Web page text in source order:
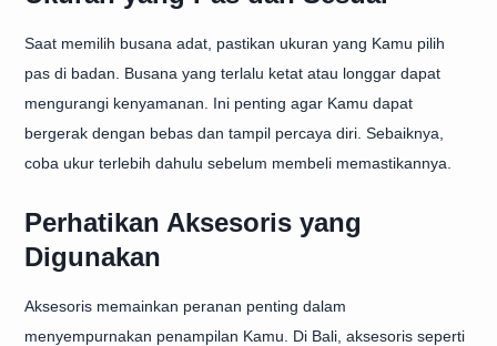
Saat memilih busana adat, pastikan ukuran yang Kamu pilih
pas di badan. Busana yang terlalu ketat atau longgar dapat
mengurangi kenyamanan. Ini penting agar Kamu dapat
bergerak dengan bebas dan tampil percaya diri. Sebaiknya,
coba ukur terlebih dahulu sebelum membeli memastikannya.
Perhatikan Aksesoris yang
Digunakan
Aksesoris memainkan peranan penting dalam
menyempurnakan penampilan Kamu. Di Bali, aksesoris seperti